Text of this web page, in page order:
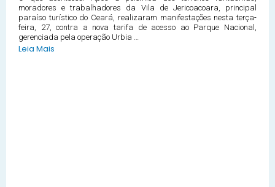
moradores e trabalhadores da Vila de Jericoacoara, principal
paraíso turístico do Ceará, realizaram manifestações nesta terça-
feira, 27, contra a nova tarifa de acesso ao Parque Nacional,
gerenciada pela operação Urbia …
Leia Mais